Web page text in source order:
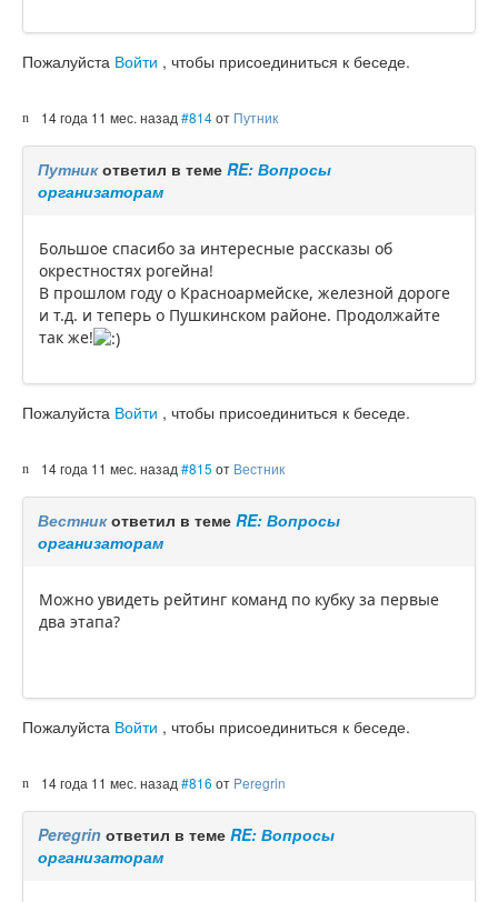
Пожалуйста Войти , чтобы присоединиться к беседе.
14 года 11 мес. назад #814от Путник
Путникответил в теме RE: Вопросы
организаторам
Большое спасибо за интересные рассказы об
окрестностях рогейна!
В прошлом году о Красноармейске, железной дороге
и т.д. и теперь о Пушкинском районе. Продолжайте
так же!
Пожалуйста Войти , чтобы присоединиться к беседе.
14 года 11 мес. назад #815 от Вестник
Вестникответил в теме RE: Вопросы
организаторам
Можно увидеть рейтинг команд по кубку за первые
два этапа?
Пожалуйста Войти , чтобы присоединиться к беседе.
14 года 11 мес. назад #816 от Peregrin
Peregrin ответил в теме RE: Вопросы
организаторам